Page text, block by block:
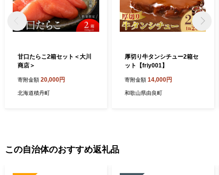
甘口たらこ2箱セット＜大川
商店＞
寄附金額 20,000円
北海道積丹町
厚切り牛タンシチュー2箱セ
ット【friy001】
寄附金額 14,000円
和歌山県由良町
この自治体のおすすめ返礼品